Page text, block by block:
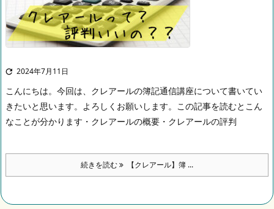
 2024年7月11日
こんにちは。 今回は、クレアールの簿記通信講座について書いてい
きたいと思います。 よろしくお願いします。 この記事を読むとこん
なことが分かります ・クレアールの概要 ・クレアールの評判
続きを読む 【クレアール】簿 ...